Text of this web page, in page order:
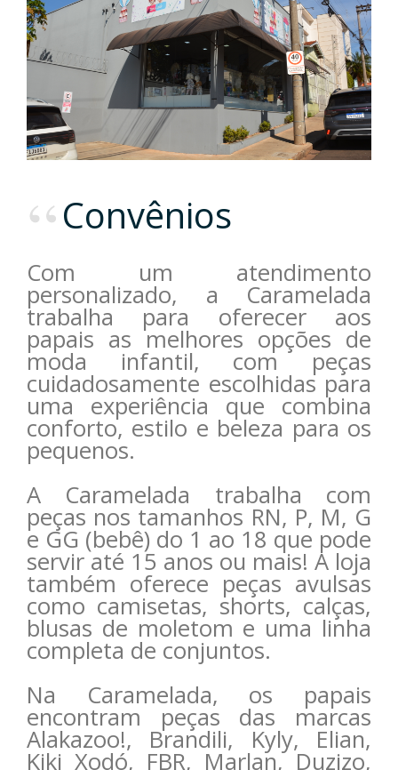
Convênios
Com um atendimento
personalizado, a Caramelada
trabalha para oferecer aos
papais as melhores opções de
moda infantil, com peças
cuidadosamente escolhidas para
uma experiência que combina
conforto, estilo e beleza para os
pequenos.
A Caramelada trabalha com
peças nos tamanhos RN, P, M, G
e GG (bebê) do 1 ao 18 que pode
servir até 15 anos ou mais! A loja
também oferece peças avulsas
como camisetas, shorts, calças,
blusas de moletom e uma linha
completa de conjuntos.
Na Caramelada, os papais
encontram peças das marcas
Alakazoo!, Brandili, Kyly, Elian,
Kiki Xodó, FBR, Marlan, Duzizo,